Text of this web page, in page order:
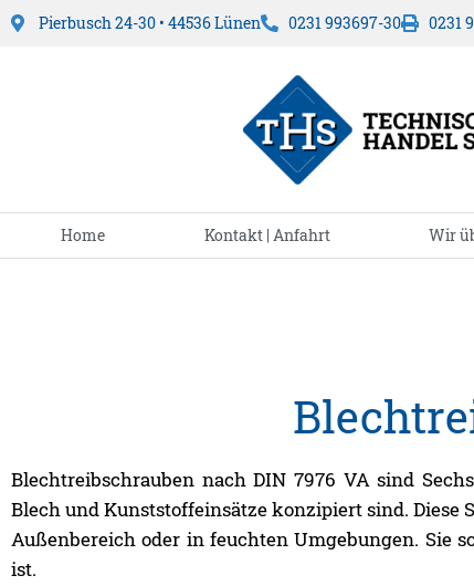
Pierbusch 24-30 • 44536 Lünen 0231 993697-30 0231
Home Kontakt | Anfahrt Wir
Blechtreibschrauben nach DIN 7976 VA sind
Blech und Kunststoffeinsätze konzipiert sind.
Außenbereich oder in feuchten Umgebungen. Sie
ist.